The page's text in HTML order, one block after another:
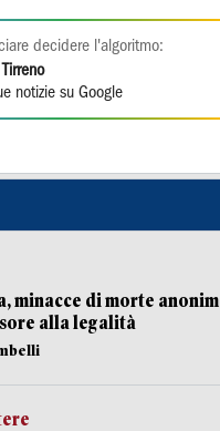
decidere l'algoritmo:
Il Tirreno
notizie su Google
minacce di morte
alla legalità